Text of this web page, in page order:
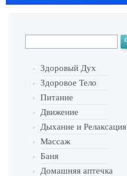
Здоровый Дух
Здоровое Тело
Питание
Движение
Дыхание и Релаксация
Массаж
Баня
Домашняя аптечка